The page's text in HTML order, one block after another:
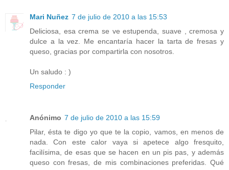
Mari Nuñez 7 de julio de 2010 a las 15:53
Deliciosa, esa crema se ve estupenda, suave , cremosa y
dulce a la vez. Me encantaría hacer la tarta de fresas y
queso, gracias por compartirla con nosotros.
Un saludo : )
Responder
Anónimo 7 de julio de 2010 a las 15:59
Pilar, ésta te digo yo que te la copio, vamos, en menos de
nada. Con este calor vaya si apetece algo fresquito,
facilísima, de esas que se hacen en un pis pas, y además
queso con fresas, de mis combinaciones preferidas. Qué